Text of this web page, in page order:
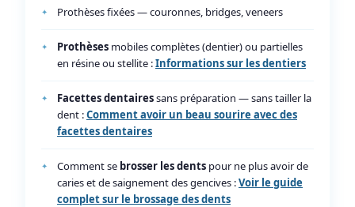
Prothèses fixées — couronnes, bridges, veneers
Prothèses mobiles complètes (dentier) ou partielles
en résine ou stellite :Informations sur les dentiers
Facettes dentairessans préparation — sans tailler la
dent :Comment avoir un beau sourire avec des
facettes dentaires
Comment se brosser les dents pour ne plus avoir de
caries et de saignement des gencives :Voir le guide
complet sur le brossage des dents